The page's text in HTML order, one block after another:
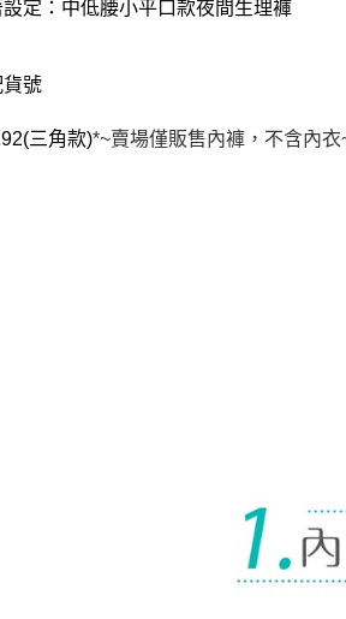
定：中低腰小平口款夜間生理褲
號
三角款)*~賣場僅販售內褲，不含內衣